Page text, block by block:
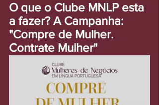
O que o Clube MNLP esta
a fazer? A Campanha:
"Compre de Mulher.
Contrate Mulher"